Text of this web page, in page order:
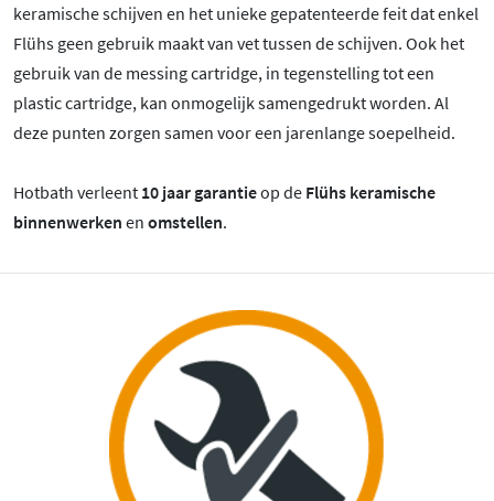
keramische schijven en het unieke gepatenteerde feit dat enkel
Flühs geen gebruik maakt van vet tussen de schijven. Ook het
gebruik van de messing cartridge, in tegenstelling tot een
plastic cartridge, kan onmogelijk samengedrukt worden. Al
deze punten zorgen samen voor een jarenlange soepelheid.
Hotbath verleent 10 jaar garantieop de Flühs keramische
binnenwerken en omstellen.